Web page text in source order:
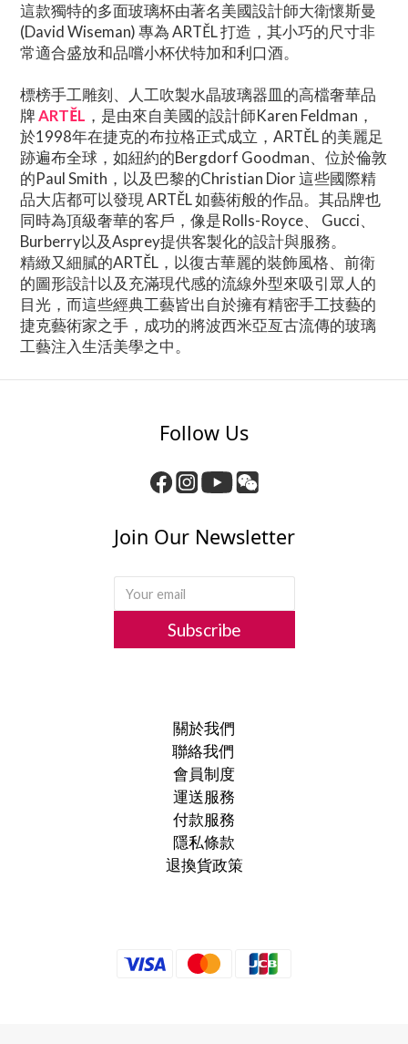
這款獨特的多面玻璃杯由著名美國設計師大衛懷斯曼
(David Wiseman) 專為 ARTĚL 打造，其小巧的尺寸非
常適合盛放和品嚐小杯伏特加和利口酒。
標榜手工雕刻、人工吹製水晶玻璃器皿的高檔奢華品
牌ARTĚL ，是由來自美國的設計師Karen Feldman，
於1998年在捷克的布拉格正式成立，ARTĚL 的美麗足
跡遍布全球，如紐約的Bergdorf Goodman、位於倫敦
的Paul Smith，以及巴黎的Christian Dior 這些國際精
品大店都可以發現 ARTĚL 如藝術般的作品。其品牌也
同時為頂級奢華的客戶，像是Rolls-Royce、 Gucci、
Burberry以及Asprey提供客製化的設計與服務。
精緻又細膩的ARTĚL，以復古華麗的裝飾風格、前衛
的圖形設計以及充滿現代感的流線外型來吸引眾人的
目光，而這些經典工藝皆出自於擁有精密手工技藝的
捷克藝術家之手，成功的將波西米亞亙古流傳的玻璃
工藝注入生活美學之中。
Follow Us
Join Our Newsletter
Subscribe
關於我們
聯絡我們
會員制度
運送服務
付款服務
隱私條款
退換貨政策